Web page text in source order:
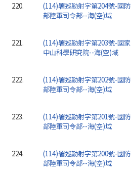
220.
(114)署巡勤射字第204號-國防
部陸軍司令部--海(空)域
221.
(114)署巡勤射字第203號-國家
中山科學研究院--海(空)域
222.
(114)署巡勤射字第202號-國防
部陸軍司令部--海(空)域
223.
(114)署巡勤射字第201號-國防
部陸軍司令部--海(空)域
224.
(114)署巡勤射字第200號-國防
部陸軍司令部--海(空)域